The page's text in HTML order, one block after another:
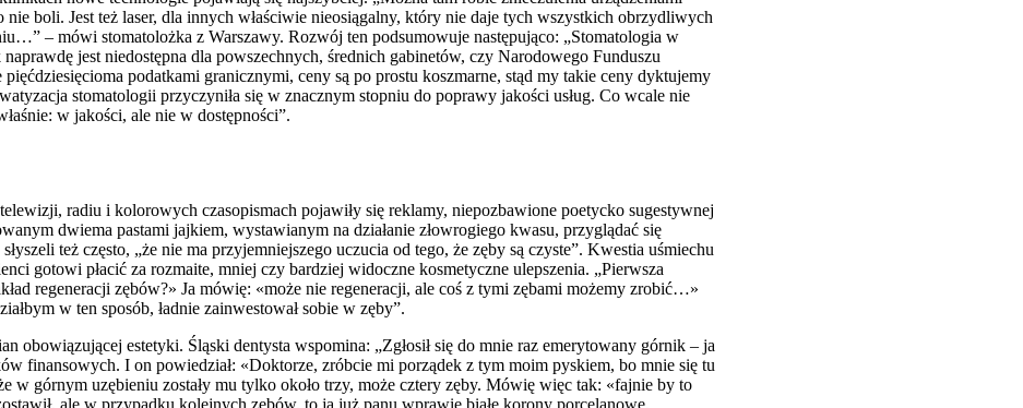
boli. Jest też laser, dla innych właściwie nieosiągalny, który nie daje tych wszystkich obrzydliwych
– mówi stomatolożka z Warszawy. Rozwój ten podsumowuje następująco: „Stomatologia w
jest niedostępna dla powszechnych, średnich gabinetów, czy Narodowego Funduszu
podatkami granicznymi, ceny są po prostu koszmarne, stąd my takie ceny dyktujemy
stomatologii przyczyniła się w znacznym stopniu do poprawy jakości usług. Co wcale nie
w jakości, ale nie w dostępności”.
radiu i kolorowych czasopismach pojawiły się reklamy, niepozbawione poetycko sugestywnej
dwiema pastami jajkiem, wystawianym na działanie złowrogiego kwasu, przyglądać się
też często, „że nie ma przyjemniejszego uczucia od tego, że zęby są czyste”. Kwestia uśmiechu
gotowi płacić za rozmaite, mniej czy bardziej widoczne kosmetyczne ulepszenia. „Pierwsza
regeneracji zębów?» Ja mówię: «może nie regeneracji, ale coś z tymi zębami możemy zrobić…»
w ten sposób, ładnie zainwestował sobie w zęby”.
obowiązującej estetyki. Śląski dentysta wspomina: „Zgłosił się do mnie raz emerytowany górnik – ja
finansowych. I on powiedział: «Doktorze, zróbcie mi porządek z tym moim pyskiem, bo mnie się tu
w górnym uzębieniu zostały mu tylko około trzy, może cztery zęby. Mówię więc tak: «fajnie by to